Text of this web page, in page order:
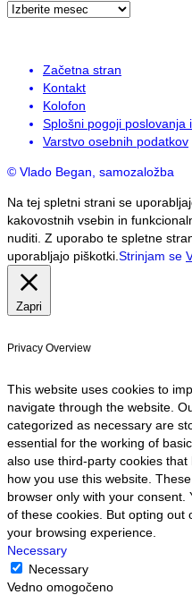
Arhiv
Začetna stran
Kontakt
Kolofon
Splošni pogoji poslovanja
Varstvo osebnih podatkov
© Vlado Began, samozaložba
Na tej spletni strani se
kakovostnih vsebin in
nuditi. Z uporabo te spletne
uporabljajo piškotki.Strinjam se
Zapri
Privacy Overview
This website uses cookies to
navigate through the website.
categorized as necessary are
essential for the working of
also use third-party cookies
how you use this website.
browser only with your
of these cookies. But opting out
your browsing experience.
Necessary
Necessary
Vedno omogočeno